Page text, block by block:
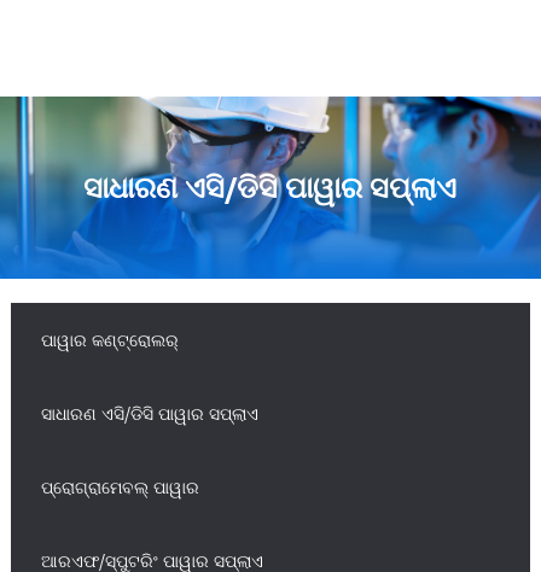
ସାଧାରଣ ଏସି/ଡିସି ପାୱାର ସପ୍ଲାଏ
ପାୱାର କଣ୍ଟ୍ରୋଲର୍
ସାଧାରଣ ଏସି/ଡିସି ପାୱାର ସପ୍ଲାଏ
ପ୍ରୋଗ୍ରାମେବଲ୍ ପାୱାର
ଆରଏଫ/ସ୍ପୁଟରିଂ ପାୱାର ସପ୍ଲାଏ